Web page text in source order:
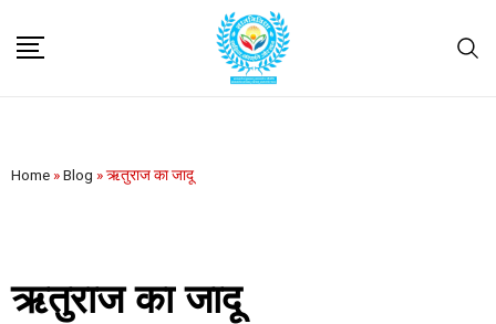
Home »Blog »ऋतुराज का जादू
ऋतुराज का जादू